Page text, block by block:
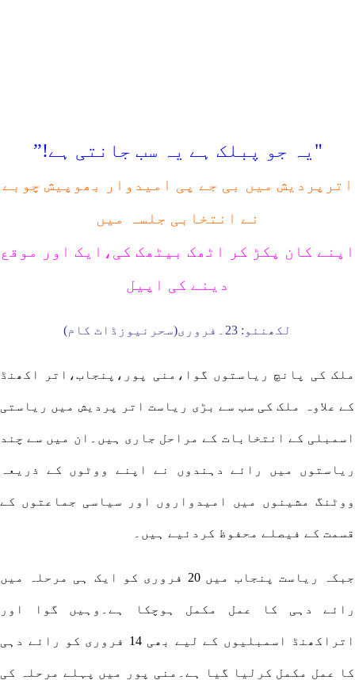
"یہ جو پبلک ہے یہ سب جانتی ہے!”
اترپردیش میں بی جے پی امیدوار بھوپیش چوبے
نے انتخابی جلسہ میں
اپنے کان پکڑ کر اٹھک بیٹھک کی،ایک اور موقع
دینے کی اپیل
لکھنئو: 23۔فروری(سحرنیوزڈاٹ کام)
ملک کی پانچ ریاستوں گوا،منی پور،پنجاب،اتر اکھنڈ
کے علاوہ ملک کی سب سے بڑی ریاست اتر پردیش میں ریاستی
اسمبلی کے انتخابات کے مراحل جاری ہیں۔ان میں سے چند
ریاستوں میں رائے دہندوں نے اپنے ووٹوں کے ذریعہ
ووٹنگ مشینوں میں امیدواروں اور سیاسی جماعتوں کے
قسمت کے فیصلے محفوظ کردئیے ہیں۔
جبکہ ریاست پنجاب میں 20 فروری کو ایک ہی مرحلہ میں
رائے دہی کا عمل مکمل ہوچکا ہے۔وہیں گوا اور
اتراکھنڈ اسمبلیوں کے لیے بھی 14 فروری کو رائے دہی
کا عمل مکمل کرلیا گیا ہے۔منی پور میں پہلے مرحلہ کی